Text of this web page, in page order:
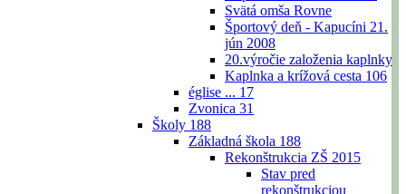
Svätá omša Rovne
Športový deň - Kapucíni 21.
jún 2008
20.výročie založenia kaplnky
Kaplnka a krížová cesta 106
église ... 17
Zvonica 31
Školy 188
Základná škola 188
Rekonštrukcia ZŠ 2015
Stav pred
rekonštrukciou